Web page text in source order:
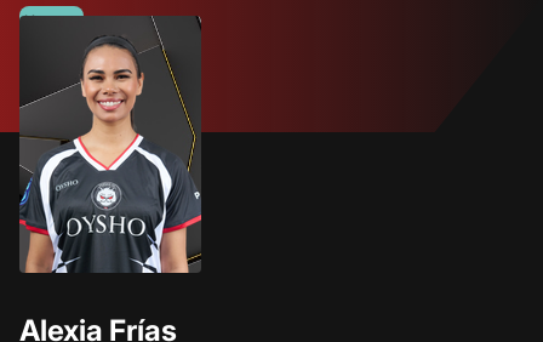
Alexia Frías
Moyenne